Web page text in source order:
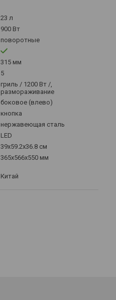
23 л
900 Вт
поворотные
315 мм
5
гриль / 1200 Вт /,
размораживание
боковое (влево)
кнопка
нержавеющая сталь
LED
39x59.2x36.8 см
365x566x550 мм
Китай